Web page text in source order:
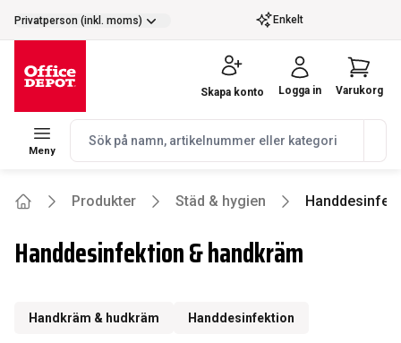
selector.vat
Privatperson (inkl. moms) Enkelt
Meny
navbar.quicksearch.label
Skapa konto Logga in Varukorg
Produkter Städ & hygien
Handdesinfektion & handkräm
Handkräm & hudkräm Handdesinfektion